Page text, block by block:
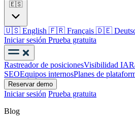
🇪🇸
🇺🇸 English 🇫🇷 Français 🇩🇪
Iniciar sesión Prueba gratuita
Rastreador de posicionesVisibilidad IA
SEOEquipos internosPlanes de
Reservar demo
Iniciar sesión Prueba gratuita
Blog